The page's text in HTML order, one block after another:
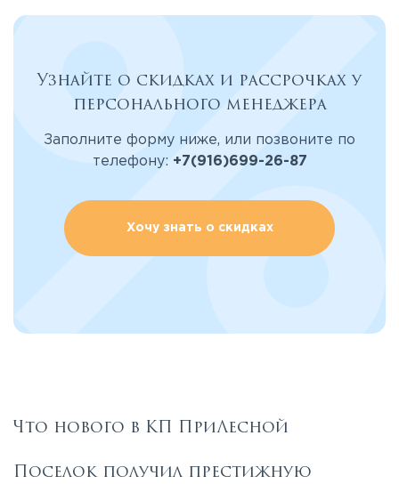
Узнайте о скидках и рассрочках у
персонального менеджера
Заполните форму ниже, или позвоните по
телефону: +7(916)699-26-87
Хочу знать о скидках
Что нового в КП ПриЛесной
Поселок получил престижную